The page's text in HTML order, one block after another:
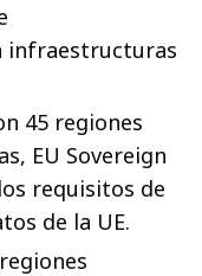
infraestructuras
45 regiones
EU Sovereign
requisitos de
de la UE.